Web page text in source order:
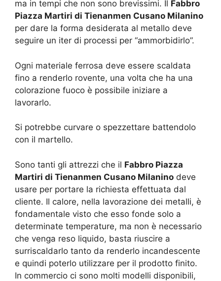
ma in tempi che non sono brevissimi. Il Fabbro
Piazza Martiri di Tienanmen Cusano Milanino
per dare la forma desiderata al metallo deve
seguire un iter di processi per “ammorbidirlo”.
Ogni materiale ferrosa deve essere scaldata
fino a renderlo rovente, una volta che ha una
colorazione fuoco è possibile iniziare a
lavorarlo.
Si potrebbe curvare o spezzettare battendolo
con il martello.
Sono tanti gli attrezzi che il Fabbro Piazza
Martiri di Tienanmen Cusano Milanino deve
usare per portare la richiesta effettuata dal
cliente. Il calore, nella lavorazione dei metalli, è
fondamentale visto che esso fonde solo a
determinate temperature, ma non è necessario
che venga reso liquido, basta riuscire a
surriscaldarlo tanto da renderlo incandescente
e quindi poterlo utilizzare per il prodotto finito.
In commercio ci sono molti modelli disponibili,